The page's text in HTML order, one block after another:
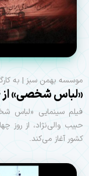
موسسه بهمن سبز | به
«لباس شخصی» از ۲۴ تیر روی پرده سینماها می‌رود
فیلم سینمایی «لباس
کشور آغاز می‌کند.